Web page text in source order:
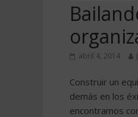
abril 4, 2014
Construir un
demás en los
encontramos